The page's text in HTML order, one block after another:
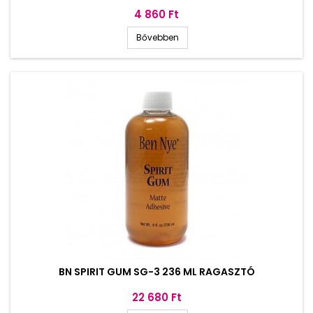
Ár
4 860 Ft
Bővebben
BN SPIRIT GUM SG-3 236 ML RAGASZTÓ
Ár
22 680 Ft